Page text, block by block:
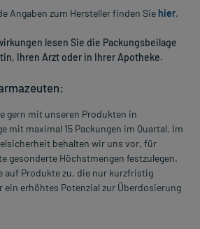
Angaben zum Hersteller finden Sie hier.
lesen Sie die Packungsbeilage
Ihren Arzt oder in Ihrer Apotheke.
gern mit unseren Produkten in
mit maximal 15 Packungen im Quartal. Im
behalten wir uns vor, für
gesonderte Höchstmengen festzulegen.
auf Produkte zu, die nur kurzfristig
ein erhöhtes Potenzial zur Überdosierung